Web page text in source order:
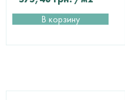
В корзину